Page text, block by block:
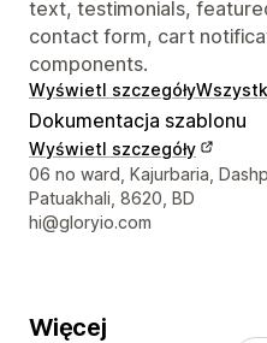
text, testimonials,
contact form, cart
components.
Wyświetl szczegóły
Dokumentacja szablonu
Wyświetl szczegóły
Dane kontaktowe
06 no ward, Kajurbaria,
Patuakhali, 8620, BD
hi@gloryio.com
Więcej